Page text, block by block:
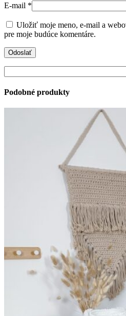
E-mail *
Uložiť moje meno, e-mail a
pre moje budúce komentáre.
Podobné produkty